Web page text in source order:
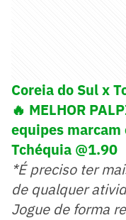
Coreia do Sul x
🔥 MELHOR
equipes marcam
Tchéquia @1.90
*É preciso ter
de qualquer
Jogue de forma